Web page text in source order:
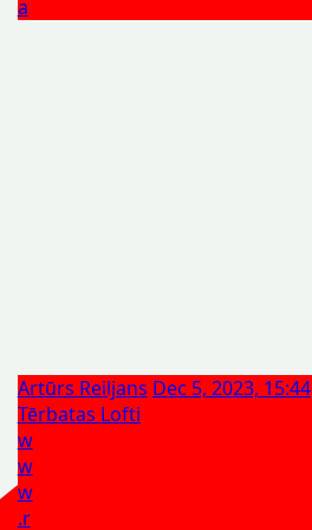
a
Artūrs Reiljans Dec 5, 2023, 15:44
Tērbatas Lofti
w
w
w
.r